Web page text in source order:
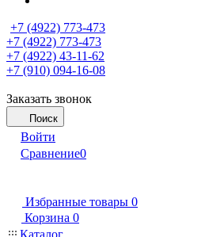
+7 (4922) 773-473
+7 (4922) 773-473
+7 (4922) 43-11-62
+7 (910) 094-16-08
Заказать звонок
Поиск
Войти
Сравнение0
Избранные товары 0
Корзина 0
Каталог